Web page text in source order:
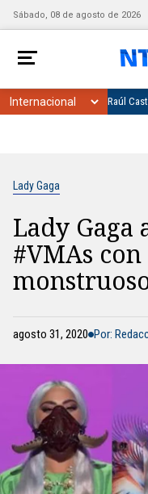
Sábado, 08 de agosto de 2026
Raúl
Lady Gaga
Lady Gaga
#VMAs con
agosto 31, 2020 Por: